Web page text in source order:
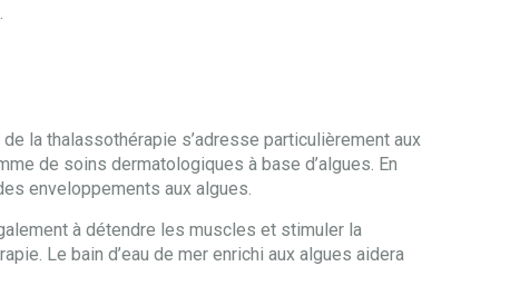
la thalassothérapie s’adresse particulièrement aux
de soins dermatologiques à base d’algues. En
enveloppements aux algues.
à détendre les muscles et stimuler la
Le bain d’eau de mer enrichi aux algues aidera